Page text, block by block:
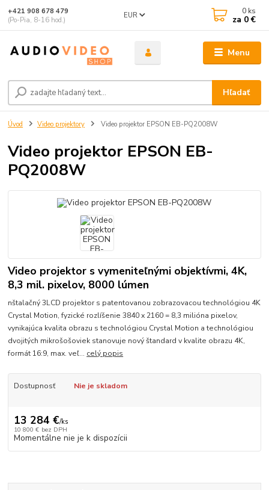
Menu
EUR
Hľadať
+421 908 678 479
(Po-Pia, 8-16 hod.)
0 ks
za 0 €
Úvod Video projektory Video projektor EPSON EB-PQ2008W
Video projektor EPSON EB-
PQ2008W
Video projektor s vymeniteľnými objektívmi, 4K,
8,3 mil. pixelov, 8000 lúmen
nštalačný 3LCD projektor s patentovanou zobrazovacou technológiou 4K
Crystal Motion, fyzické rozlíšenie 3840 x 2160 = 8,3 milióna pixelov,
vynikajúca kvalita obrazu s technológiou Crystal Motion a technológiou
dvojitých mikrošošoviek stanovuje nový štandard v kvalite obrazu 4K,
formát 16:9, max. veľ... celý popis
Dostupnosť Nie je skladom
13 284 €/ks
10 800 € bez DPH
Momentálne nie je k dispozícii